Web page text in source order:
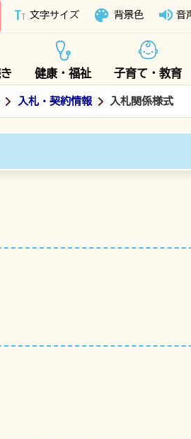
下妻市ホームページ
文字サイズ 背景色 音
健康・福祉 子育て・教育
入札・契約情報 入札関係様式